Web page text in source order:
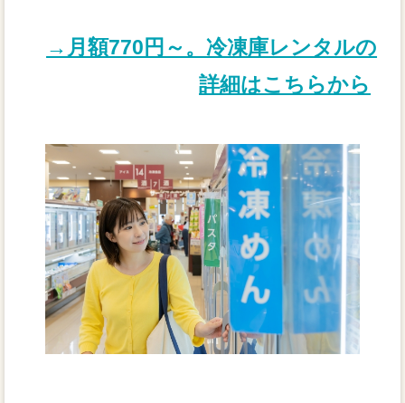
→月額770円～。冷凍庫レンタルの
詳細はこちらから